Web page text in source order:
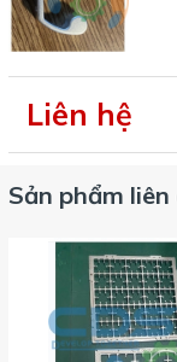
Liên hệ
Sản phẩm liên